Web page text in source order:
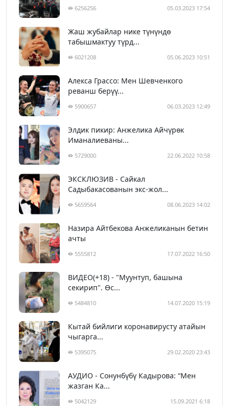
6256256 05.03.2023 17:54
Жаш жубайлар нике түнүндө
табышмактуу түрд...
6021208 05.06.2023 10:51
Алекса Грассо: Мен Шевченкого
реванш берүү...
5900657 06.03.2023 12:49
Элдик пикир: Анжелика Айчүрөк
Иманалиеваны...
5729000 22.06.2022 10:58
ЭКСКЛЮЗИВ - Сайкал
Садыбакасованын экс-жол...
5659564 08.06.2023 14:02
Назира Айтбекова Анжеликанын бетин
ачты
5555812 17.07.2022 16:50
ВИДЕО(+18) - "Муунтуп, башына
секирип". Өс...
5484810 14.07.2020 15:19
Кытай бийлиги коронавирусту атайын
чыгарга...
5395075 29.02.2020 23:43
АУДИО - Сонунбүбү Кадырова: “Мен
жазган Ка...
5042129 15.09.2021 6:18